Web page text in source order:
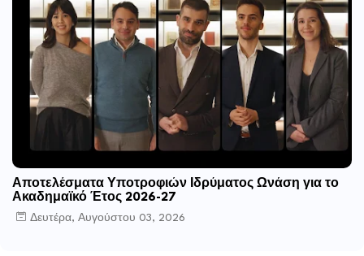
Αποτελέσματα Υποτροφιών Ιδρύματος Ωνάση για το
Ακαδημαϊκό Έτος 2026-27
Δευτέρα, Αυγούστου 03, 2026